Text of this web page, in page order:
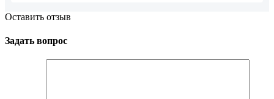
Оставить отзыв
Задать вопрос